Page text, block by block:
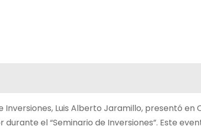
Luis Alberto Jaramillo, presentó en
el “Seminario de Inversiones”. Este